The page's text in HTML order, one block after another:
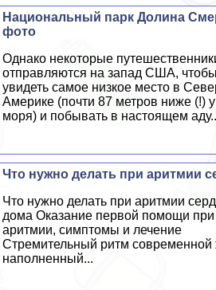
Национальный парк Долина
фото
Однако некоторые
отправляются на запад США, чтобы
увидеть самое низкое место в
Америке (почти 87 метров ниже (!)
моря) и побывать в настоящем
Что нужно делать при аритмии
Что нужно делать при аритмии
дома Оказание первой помощи при
аритмии, симптомы и лечение
Стремительный ритм современной
наполненный...